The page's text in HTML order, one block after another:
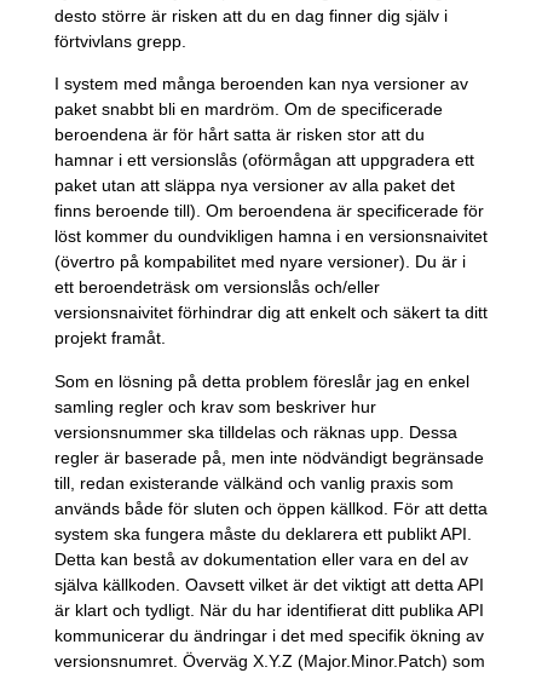
desto större är risken att du en dag finner dig själv i
förtvivlans grepp.
I system med många beroenden kan nya versioner av
paket snabbt bli en mardröm. Om de specificerade
beroendena är för hårt satta är risken stor att du
hamnar i ett versionslås (oförmågan att uppgradera ett
paket utan att släppa nya versioner av alla paket det
finns beroende till). Om beroendena är specificerade för
löst kommer du oundvikligen hamna i en versionsnaivitet
(övertro på kompabilitet med nyare versioner). Du är i
ett beroendeträsk om versionslås och/eller
versionsnaivitet förhindrar dig att enkelt och säkert ta ditt
projekt framåt.
Som en lösning på detta problem föreslår jag en enkel
samling regler och krav som beskriver hur
versionsnummer ska tilldelas och räknas upp. Dessa
regler är baserade på, men inte nödvändigt begränsade
till, redan existerande välkänd och vanlig praxis som
används både för sluten och öppen källkod. För att detta
system ska fungera måste du deklarera ett publikt API.
Detta kan bestå av dokumentation eller vara en del av
själva källkoden. Oavsett vilket är det viktigt att detta API
är klart och tydligt. När du har identifierat ditt publika API
kommunicerar du ändringar i det med specifik ökning av
versionsnumret. Överväg X.Y.Z (Major.Minor.Patch) som